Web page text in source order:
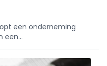
een onderneming
een
financiële lease.